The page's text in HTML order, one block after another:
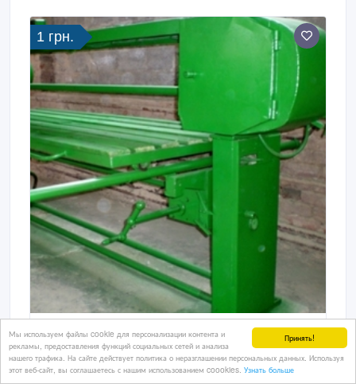
Принять!
Мы используем файлы cookie для персонализации контента и
рекламы, предоставления функций социальных сетей и анализа
нашего трафика. На сайте действует политика о неразглашении персональных данных. Используя
этот веб-сайт, вы соглашаетесь с нашим использованием coookies. Узнать больше
1 грн.
Шлифовальный станок ШлПС
Станок предназначен для шлифования плоских
поверхностей щитовых деталей из массивной